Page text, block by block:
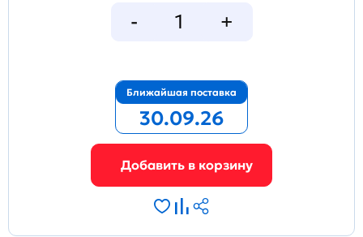
Ближайшая поставка
30.09.26